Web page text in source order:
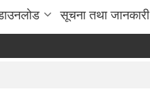
सूचना तथा जानकारी